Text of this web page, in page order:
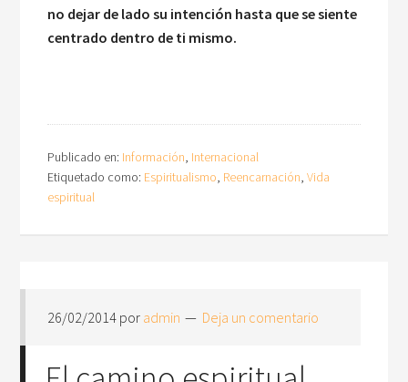
no dejar de lado su intención hasta que se siente
centrado dentro de ti mismo.
Publicado en: Información, Internacional
Etiquetado como: Espiritualismo, Reencarnación,Vida
espiritual
26/02/2014 por admin Deja un comentario